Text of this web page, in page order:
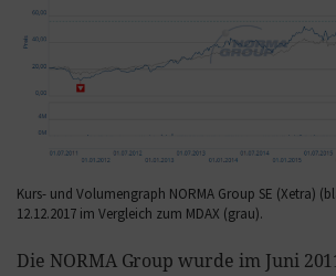
Kurs- und Volumengraph NORMA Group SE (Xetra)
12.12.2017 im Vergleich zum MDAX (grau).
Die NORMA Group wurde im Juni